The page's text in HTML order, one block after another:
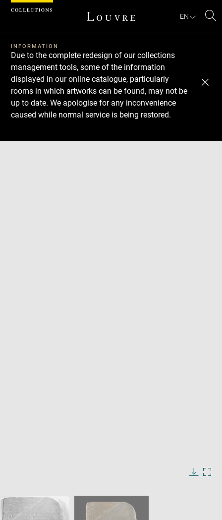
EN
INFORMATION
Due to the complete redesign of our collections
management tools, some of the information
displayed in our online catalogue, particularly
rooms in which artworks can be found, may not be
up to date. We apologise for any inconvenience
caused while normal service is being restored.
SKIP IMAGE CAROUSEL
Download
Next
Previous
Cookies management panel